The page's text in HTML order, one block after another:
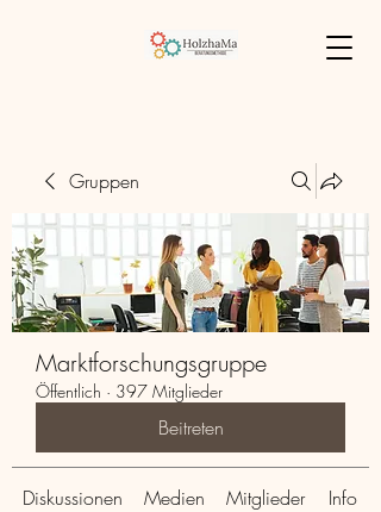
Gruppen
Marktforschungsgruppe
Öffentlich · 397 Mitglieder
Beitreten
Diskussionen Medien Mitglieder Info